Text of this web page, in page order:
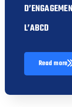
L’ABCD
Read more